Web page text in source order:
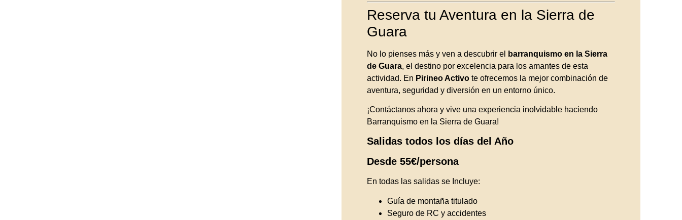
Reserva tu Aventura en la Sierra de
Guara
No lo pienses más y ven a descubrir el
barranquismo en la Sierra
de Guara, el destino por excelencia para los amantes de esta
actividad. En Pirineo Activote ofrecemos la mejor combinación de
aventura, seguridad y diversión en un entorno único.
¡Contáctanos ahora y vive una experiencia inolvidable haciendo
Barranquismo en la Sierra de Guara!
Salidas todos los días del Año
Desde 55€/persona
En todas las salidas se Incluye:
Guía de montaña titulado
Seguro de RC y accidentes